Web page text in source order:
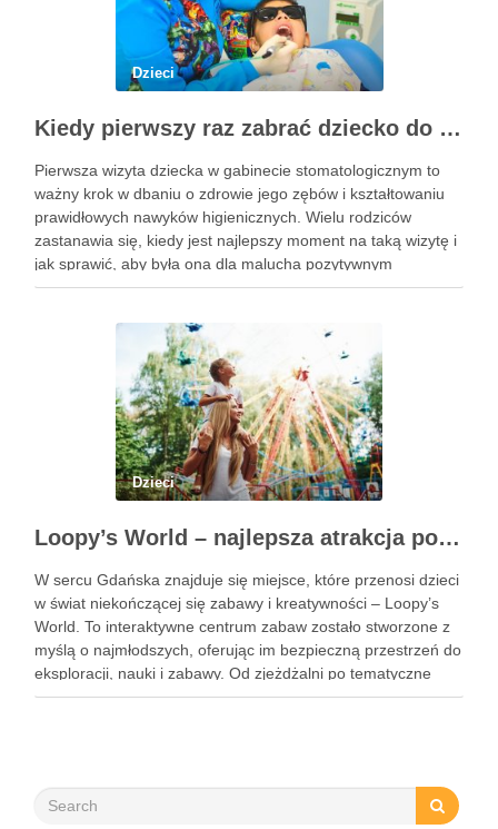
Dzieci
Kiedy pierwszy raz zabrać dziecko do dentysty? Wskazówki dla rodziców
Pierwsza wizyta dziecka w gabinecie stomatologicznym to
ważny krok w dbaniu o zdrowie jego zębów i kształtowaniu
prawidłowych nawyków higienicznych. Wielu rodziców
zastanawia się, kiedy jest najlepszy moment na taką wizytę i
jak sprawić, aby była ona dla malucha pozytywnym
doświadczeniem. Na te pytania odpowiada doświadczony
Dzieci
Loopy’s World – najlepsza atrakcja pod dachem dla dzieci w Gdańsku
W sercu Gdańska znajduje się miejsce, które przenosi dzieci
w świat niekończącej się zabawy i kreatywności – Loopy’s
World. To interaktywne centrum zabaw zostało stworzone z
myślą o najmłodszych, oferując im bezpieczną przestrzeń do
eksploracji, nauki i zabawy. Od zjeżdżalni po tematyczne
strefy, Loopy’s World zaspokaja różnorodne potrzeby dzieci,